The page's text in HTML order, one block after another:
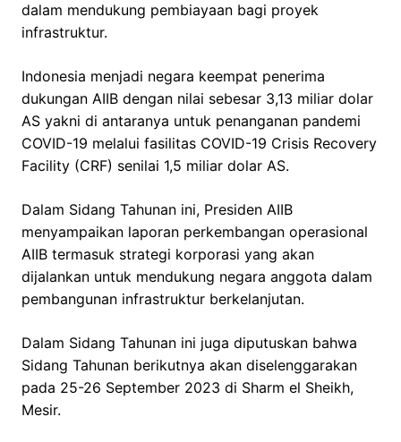
dalam mendukung pembiayaan bagi proyek
infrastruktur.
Indonesia menjadi negara keempat penerima
dukungan AIIB dengan nilai sebesar 3,13 miliar dolar
AS yakni di antaranya untuk penanganan pandemi
COVID-19 melalui fasilitas COVID-19 Crisis Recovery
Facility (CRF) senilai 1,5 miliar dolar AS.
Dalam Sidang Tahunan ini, Presiden AIIB
menyampaikan laporan perkembangan operasional
AIIB termasuk strategi korporasi yang akan
dijalankan untuk mendukung negara anggota dalam
pembangunan infrastruktur berkelanjutan.
Dalam Sidang Tahunan ini juga diputuskan bahwa
Sidang Tahunan berikutnya akan diselenggarakan
pada 25-26 September 2023 di Sharm el Sheikh,
Mesir.